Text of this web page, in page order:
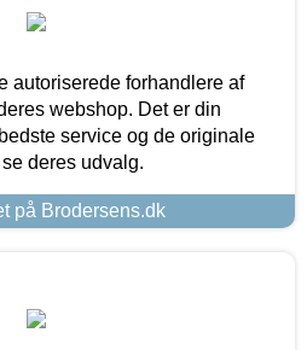
autoriserede forhandlere af
webshop. Det er din
service og de originale
deres udvalg.
på Brodersens.dk